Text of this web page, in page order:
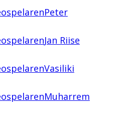
Peter
Jan Riise
Vasiliki
Muharrem